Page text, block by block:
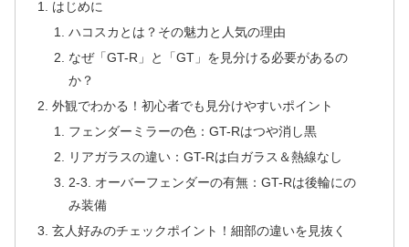
はじめに
ハコスカとは？その魅力と人気の理由
なぜ「GT-R」と「GT」を見分ける必要があるの
か？
外観でわかる！初心者でも見分けやすいポイント
フェンダーミラーの色：GT-Rはつや消し黒
リアガラスの違い：GT-Rは白ガラス＆熱線なし
2-3. オーバーフェンダーの有無：GT-Rは後輪にの
み装備
玄人好みのチェックポイント！細部の違いを見抜く